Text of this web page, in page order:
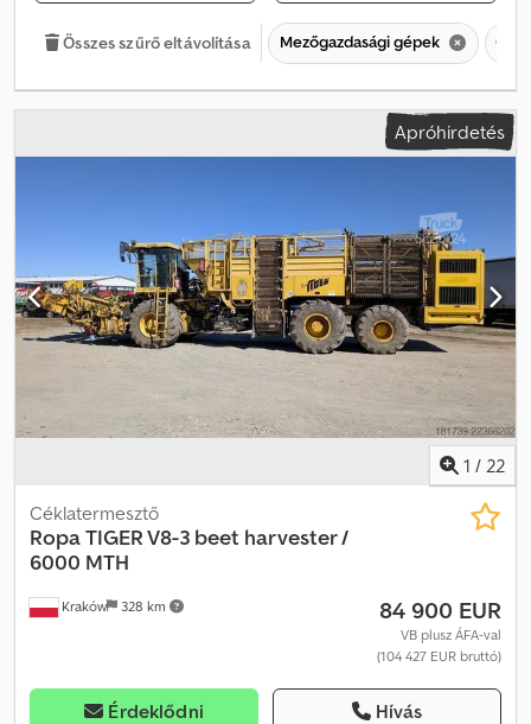
Összes szűrő eltávolítása Mezőgazdasági gépek
Apróhirdetés
1 / 22
Kraków 328 km
Céklatermesztő
RopaTIGER V8-3 beet harvester /
6000 MTH
84 900 EUR
VB plusz ÁFA-val
(104 427 EUR bruttó)
Érdeklődni Hívás